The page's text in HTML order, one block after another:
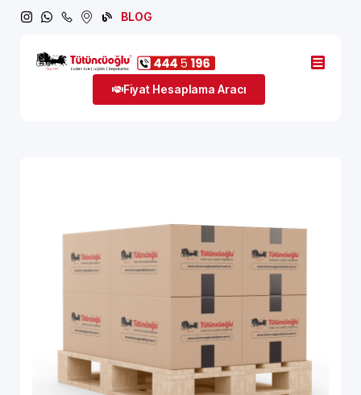
BLOG
Fiyat Hesaplama Aracı